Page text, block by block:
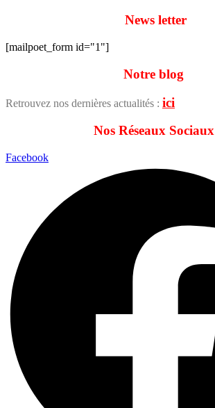
News letter
[mailpoet_form id="1"]
Notre blog
Retrouvez nos dernières actualités : ici
Nos Réseaux Sociaux
Facebook